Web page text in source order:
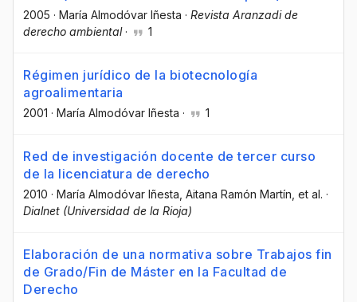
2005 · María Almodóvar Iñesta · Revista Aranzadi de
derecho ambiental· 1
Régimen jurídico de la biotecnología
agroalimentaria
2001 · María Almodóvar Iñesta · 1
Red de investigación docente de tercer curso
de la licenciatura de derecho
2010 · María Almodóvar Iñesta , Aitana Ramón Martín , et al. ·
Dialnet (Universidad de la Rioja)
Elaboración de una normativa sobre Trabajos fin
de Grado/Fin de Máster en la Facultad de
Derecho